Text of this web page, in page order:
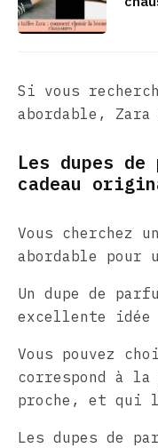
Si vous
abordable,
Les dupes
cadeau
Vous cherchez
abordable pour
Un dupe de
excellente idée
Vous pouvez
correspond à
proche, et
Les dupes de